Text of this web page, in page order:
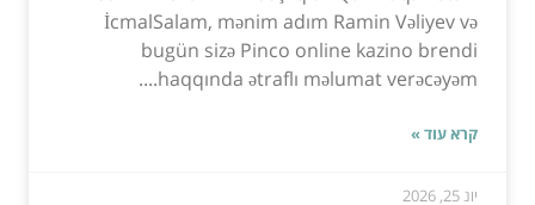
İcmalSalam, mənim adım Ramin Vəliyev və
bugün sizə Pinco online kazino brendi
haqqında ətraflı məlumat verəcəyəm....
קרא עוד »
יונ 25, 2026